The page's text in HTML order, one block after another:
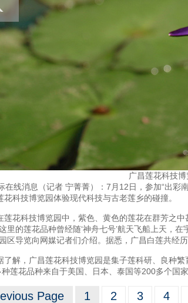
广昌莲花科技博
线消息（记者 宁菁菁）：7月12日，参加“出彩
花科技博览园体验现代科技与古老莲乡的碰撞。
科技博览园中，紫色、黄色的莲花在群芳之中
里的莲花品种曾经随‘神舟七号’航天飞船上天，
区导览向网媒记者们介绍。据悉，广昌白莲共经
，广昌莲花科技博览园是集子莲科研、良种繁
莲花品种来自于美国、日本、泰国等200多个国
Page 1 2 3 4